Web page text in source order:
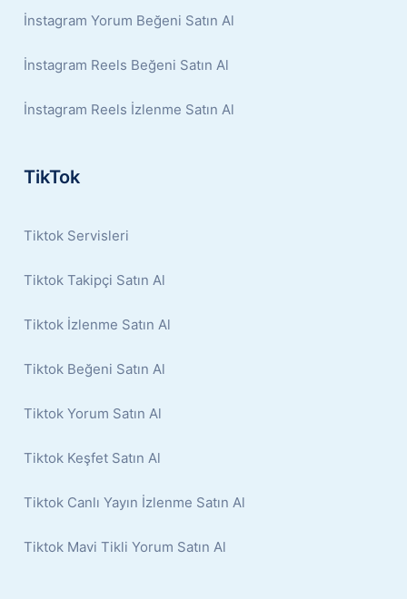
İnstagram Yorum Beğeni Satın Al
İnstagram Reels Beğeni Satın Al
İnstagram Reels İzlenme Satın Al
TikTok
Tiktok Servisleri
Tiktok Takipçi Satın Al
Tiktok İzlenme Satın Al
Tiktok Beğeni Satın Al
Tiktok Yorum Satın Al
Tiktok Keşfet Satın Al
Tiktok Canlı Yayın İzlenme Satın Al
Tiktok Mavi Tikli Yorum Satın Al